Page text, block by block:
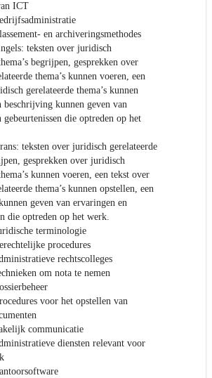
ICT
en archiveringsmethodes
teksten over juridisch
begrijpen, gesprekken over
thema’s kunnen voeren, een
gerelateerde thema’s kunnen
beschrijving kunnen geven van
gebeurtenissen die optreden op het
teksten over juridisch gerelateerde
gesprekken over juridisch
kunnen voeren, een tekst over
thema’s kunnen opstellen, een
geven van ervaringen en
die optreden op het werk.
terminologie
procedures
rechtscolleges
om nota te nemen
voor het opstellen van
communicatie
diensten relevant voor